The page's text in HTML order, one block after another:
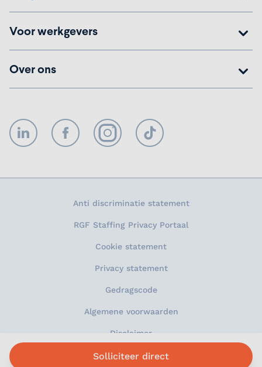
Solliciteer direct
Voor werkgevers
Over ons
LinkedIn FacebookInstagramTikTok
Anti discriminatie statement
RGF Staffing Privacy Portaal
Cookie statement
Privacy statement
Gedragscode
Algemene voorwaarden
Disclaimer
Sitemap